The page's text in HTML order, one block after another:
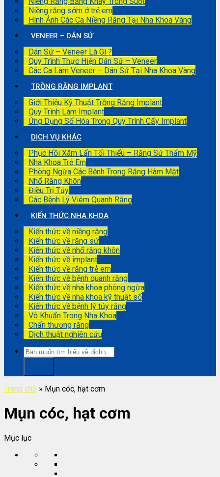
Niềng răng sớm ở trẻ em
Hình Ảnh Các Ca Niềng Răng Tại Nha Khoa Vàng
VENEER – DÁN SỨ
Dán Sứ – Veneer Là Gì ?
Quy Trình Thực Hiện Dán Sứ – Veneer
Các Ca Làm Veneer – Dán Sứ Tại Nha Khoa Vàng
TRỒNG RĂNG IMPLANT
Giới Thiệu Kỹ Thuật Trồng Răng Implant
Quy Trình Làm Implant
Ứng Dụng Số Hóa Trong Quy Trình Cấy Implant
DỊCH VỤ KHÁC
Phục Hồi Xâm Lấn Tối Thiểu – Răng Sứ Thẩm Mỹ
Nha Khoa Trẻ Em
Phòng Ngừa Các Bệnh Trong Răng Hàm Mặt
Nhổ Răng Khôn
Điều Trị Tủy
Các Bệnh Lý Viêm Quanh Răng
KIẾN THỨC NHA KHOA
Kiến thức về niềng răng
Kiến thức về răng sứ
Kiến thức về nhổ răng khôn
Kiến thức về implant
Kiến thức về răng trẻ em
Kiến thức về bệnh quanh răng
Kiến thức về nha khoa phòng ngừa
Kiến thức về nha khoa kỹ thuật số
Kiến thức về bệnh lý tủy răng
Vô Khuẩn Trong Nha Khoa
Chấn thương răng
Dịch thuật nghiên cứu
Trang chủ » Mụn cóc, hạt cơm
Mụn cóc, hạt cơm
Mục lục